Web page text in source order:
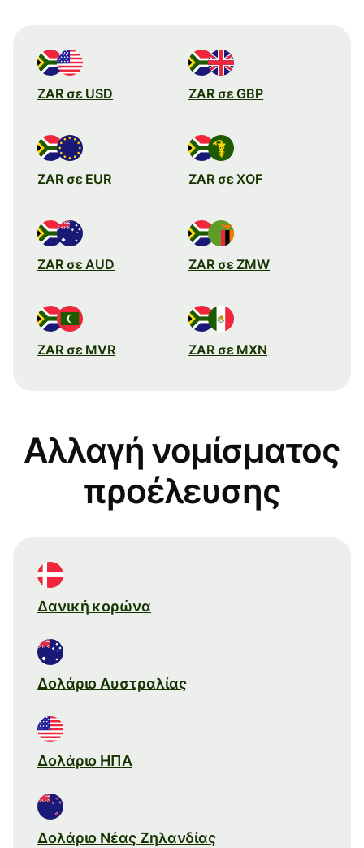
ZAR σε USD ZAR σε GBP
ZAR σε EUR ZAR σε XOF
ZAR σε AUD ZAR σε ZMW
ZAR σε MVR ZAR σε MXN
Αλλαγή νομίσματος
προέλευσης
Δανική κορώνα
Δολάριο Αυστραλίας
Δολάριο ΗΠΑ
Δολάριο Νέας Ζηλανδίας